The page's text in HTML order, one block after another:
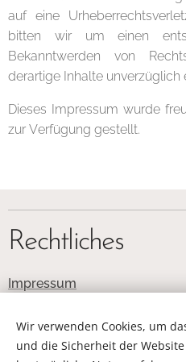
auf eine
bitten wir um einen
Bekanntwerden von
derartige Inhalte unverzüglich
Dieses Impressum wurde
zur Verfügung gestellt.
Rechtliches
Impressum
Wir verwenden Cookies, um
und die Sicherheit der